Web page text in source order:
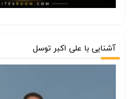
آشنایی با علی اکبر توسل